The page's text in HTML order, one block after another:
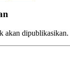
akan dipublikasikan.